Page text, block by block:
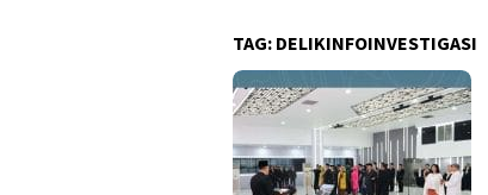
TAG: DELIKINFOINVESTIGASI